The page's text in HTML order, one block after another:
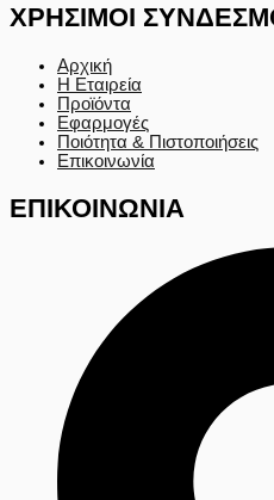
ΧΡΗΣΙΜΟΙ
Αρχική
Η Εταιρεία
Προϊόντα
Εφαρμογές
Ποιότητα & Πιστοποιήσεις
Επικοινωνία
ΕΠΙΚΟΙΝΩΝΙΑ